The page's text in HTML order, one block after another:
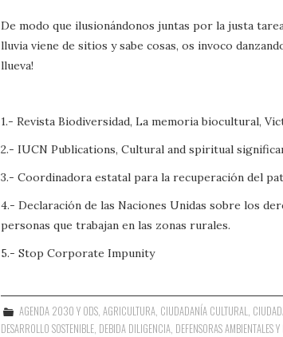
De modo que ilusionándonos juntas por la justa
lluvia viene de sitios y sabe cosas, os invoco
llueva!
1.- Revista Biodiversidad, La memoria biocultural,
2.- IUCN Publications, Cultural and spiritual
3.- Coordinadora estatal para la recuperación del
4.- Declaración de las Naciones Unidas sobre los
personas que trabajan en las zonas rurales.
5.- Stop Corporate Impunity
AGENDA 2030 Y ODS ,AGRICULTURA CIUDADANÍA CULTURAL
DESARROLLO SOSTENIBLE DEBIDA DILIGENCIA DEFENSORAS AMBIENTALES